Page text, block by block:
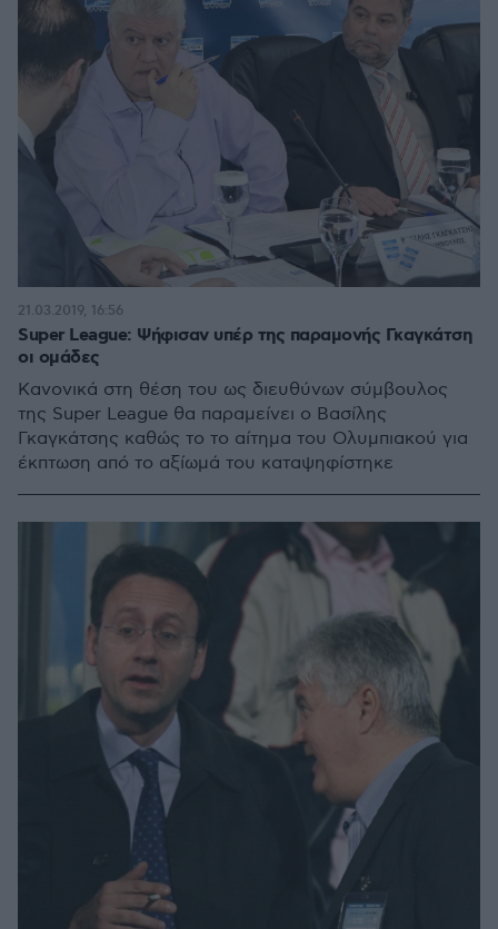
Super League: Ψήφισαν υπέρ της παραμονής Γκαγκάτση
οι ομάδες
Κανονικά στη θέση του ως διευθύνων σύμβουλος
της Super League θα παραμείνει ο Βασίλης
Γκαγκάτσης καθώς το το αίτημα του Ολυμπιακού για
έκπτωση από το αξίωμά του καταψηφίστηκε
21.03.2019, 16:56